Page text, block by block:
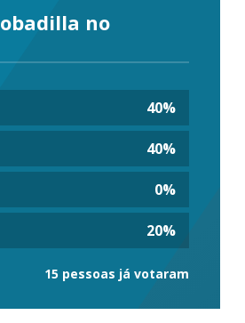
no
40%
40%
0%
20%
15 pessoas já votaram